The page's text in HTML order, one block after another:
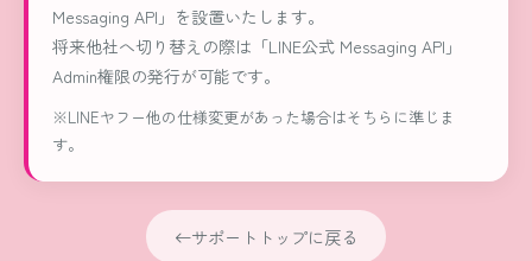
Messaging API」を設置いたします。
将来他社へ切り替えの際は「LINE公式 Messaging API」
Admin権限の発行が可能です。
※LINEヤフー他の仕様変更があった場合はそちらに準じま
す。
サポートトップに戻る